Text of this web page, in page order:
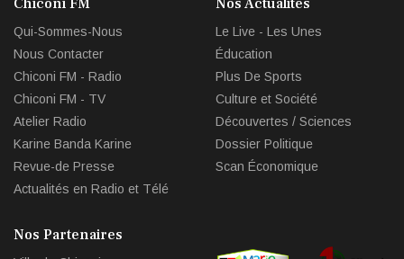
Qui-Sommes-Nous
Nous Contacter
Chiconi FM - Radio
Chiconi FM - TV
Atelier Radio
Karine Banda Karine
Revue-de Presse
Actualités en Radio et Télé
Le Live - Les Unes
Éducation
Plus De Sports
Culture et Société
Découvertes / Sciences
Dossier Politique
Scan Économique
Nos Partenaires